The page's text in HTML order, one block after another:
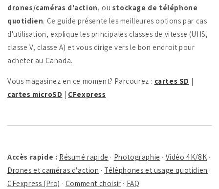
drones/caméras d'action, ou stockage de téléphone
quotidien. Ce guide présente les meilleures options par cas
d'utilisation, explique les principales classes de vitesse (UHS,
classe V, classe A) et vous dirige vers le bon endroit pour
acheter au Canada.
Vous magasinez en ce moment? Parcourez : cartes SD
cartes microSD
CFexpress
Accès rapide : Résumé rapide · Photographie · Vidéo 4K/8K ·
Drones et caméras d'action · Téléphones et usage quotidien ·
CFexpress (Pro) · Comment choisir · FAQ